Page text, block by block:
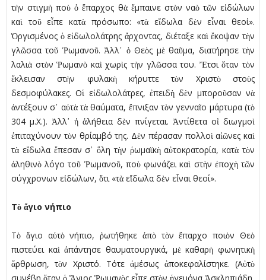
τὴν στιγµὴ ποὺ ὁ ἔπαρχος θὰ ἔµπαινε στὸν ναὸ τῶν εἰδώλων
καὶ τοῦ εἶπε κατὰ πρόσωπο: «τὰ εἴδωλα δὲν εἶναι θεοί».
Ὀργισµένος ὁ εἰδωλολάτρης ἄρχοντας, διέταξε καὶ ἔκοψαν τὴν
γλῶσσα τοῦ Ῥωµανοῦ. Ἀλλ᾿ ὁ Θεὸς µὲ θαῦµα, διατήρησε τὴν
λαλιὰ στὸν Ῥωµανὸ καὶ χωρὶς τὴν γλῶσσα του. Ἔτσι ὅταν τὸν
ἔκλεισαν στὴν φυλακὴ κήρυττε τὸν Χριστὸ στοὺς
δεσµοφύλακες. Οἱ εἰδωλολάτρες, ἐπειδὴ δὲν µποροῦσαν νὰ
ἀντέξουν σ᾿ αὐτὰ τὰ θαύµατα, ἔπνιξαν τὸν γενναῖο µάρτυρα (τὸ
304 µ.Χ.). Ἀλλ᾿ ἡ ἀλήθεια δὲν πνίγεται. Ἀντίθετα οἱ διωγµοὶ
ἐπιταχύνουν τὸν θρίαµβό της. Δὲν πέρασαν πολλοὶ αἰῶνες καὶ
τὰ εἴδωλα ἔπεσαν σ᾿ ὅλη τὴν ῥωµαϊκὴ αὐτοκρατορία, κατὰ τὸν
ἀληθινὸ λόγο τοῦ Ῥωµανοῦ, ποὺ φωνάζει καὶ στὴν ἐποχὴ τῶν
σύγχρονων εἰδώλων, ὅτι «τὰ εἴδωλα δὲν εἶναι θεοί».
Τὸ ἅγιο νήπιο
Τὸ ἅγιο αὐτὸ νήπιο, ῥωτήθηκε ἀπὸ τὸν ἔπαρχο ποιὸν Θεὸ
πιστεύει καὶ ἀπάντησε θαυµατουργικά, µὲ καθαρὴ φωνητικὴ
ἄρθρωση, τὸν Χριστό. Τότε ἀµέσως ἀποκεφαλίστηκε. (Αὐτὸ